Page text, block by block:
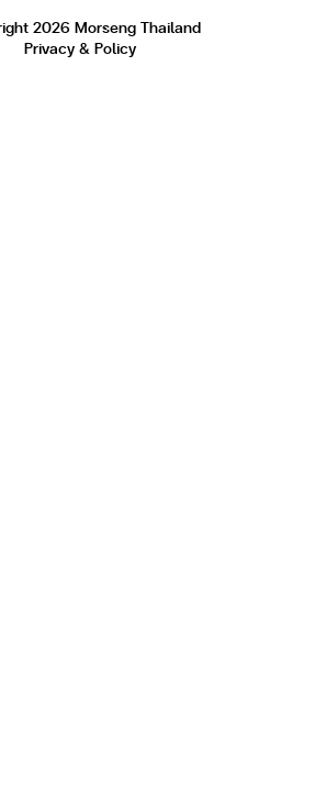
2026 Morseng Thailand
Privacy & Policy